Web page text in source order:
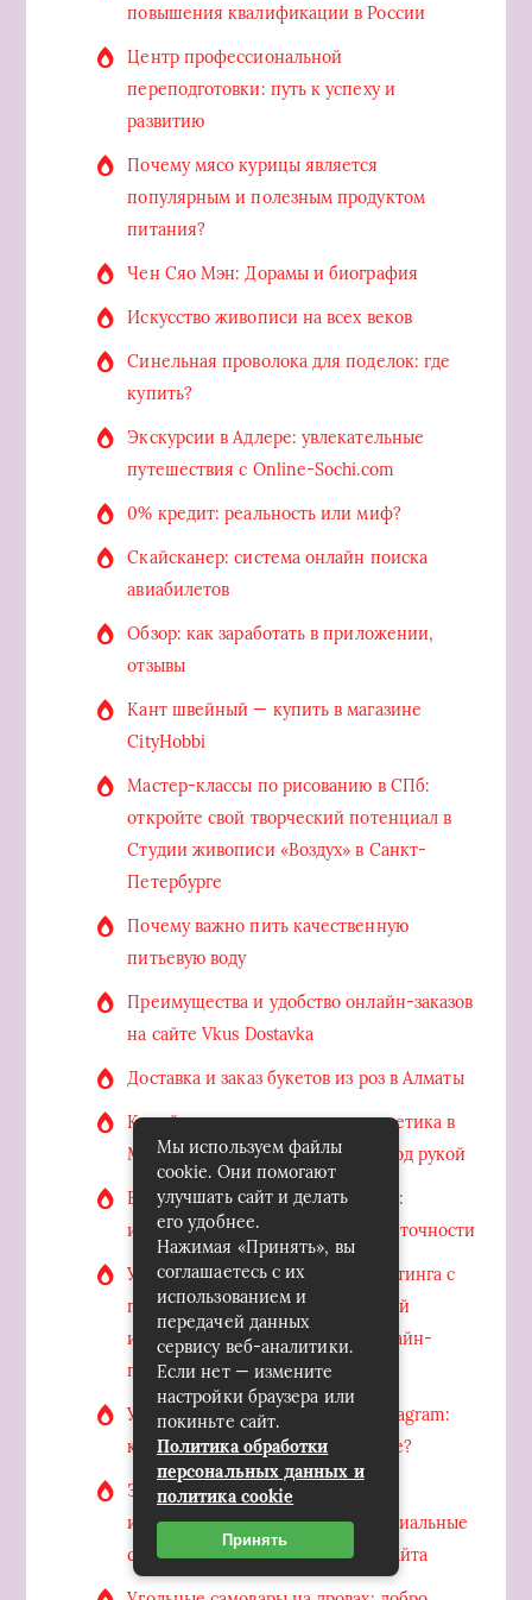
повышения квалификации в России
Центр профессиональной
переподготовки: путь к успеху и
развитию
Почему мясо курицы является
популярным и полезным продуктом
питания?
Чен Сяо Мэн: Дорамы и биография
Искусство живописи на всех веков
Синельная проволока для поделок: где
купить?
Экскурсии в Адлере: увлекательные
путешествия с Online-Sochi.com
0% кредит: реальность или миф?
Скайсканер: система онлайн поиска
авиабилетов
Обзор: как заработать в приложении,
отзывы
Кант швейный — купить в магазине
CityHobbi
Мастер-классы по рисованию в СПб:
откройте свой творческий потенциал в
Студии живописи «Воздух» в Санкт-
Петербурге
Почему важно пить качественную
питьевую воду
Преимущества и удобство онлайн-заказов
на сайте Vkus Dostavka
Доставка и заказ букетов из роз в Алматы
Корейская и американская косметика в
Молдове: секрет красоты у вас под рукой
Высокоточная металлообработка:
идеальное сочетание качества и точности
Улучшите свою стратегию маркетинга с
помощью SMM Wizardy: полезный
инструмент для повышения онлайн-
продаж
Увеличение популярности в Instagram:
как достичь успеха на платформе?
Завораживающее присутствие в
интернете: как использовать социальные
сети для продвижения вашего сайта
Мы используем файлы
cookie. Они помогают
улучшать сайт и делать
его удобнее.
Нажимая «Принять», вы
соглашаетесь с их
использованием и
передачей данных
сервису веб-аналитики.
Если нет — измените
настройки браузера или
покиньте сайт.
Политика обработки
персональных данных и
политика cookie
Принять